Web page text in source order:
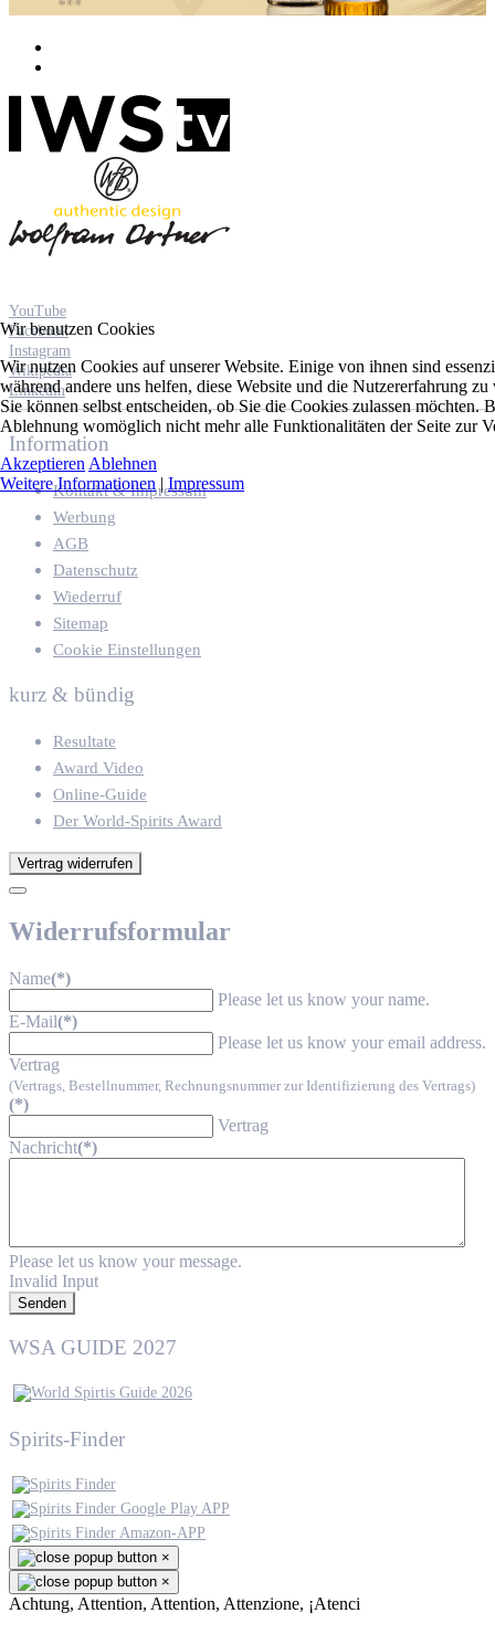
YouTube
Facebook
Instagram
Wikipedia
Linkedin
Information
Kontakt & Impressum
Werbung
AGB
Datenschutz
Wiederruf
Sitemap
Cookie Einstellungen
kurz & bündig
Resultate
Award Video
Online-Guide
Der World-Spirits Award
Vertrag widerrufen
Widerrufsformular
Name(*)
Please let us know your name.
E-Mail(*)
Please let us know your email address.
Vertrag
(Vertrags, Bestellnummer, Rechnungsnummer zur Identifizierung des Vertrags)
(*)
Vertrag
Nachricht(*)
Please let us know your message.
Invalid Input
Senden
WSA GUIDE 2027
Spirits-Finder
×
×
Achtung, Attention, Attention, Attenzione, ¡Atenci
Wir benutzen Cookies
Wir nutzen Cookies auf unserer Website. Einige von ihnen sind
während andere uns helfen, diese Website und die Nutzererfahrung
Sie können selbst entscheiden, ob Sie die Cookies zulassen möchten.
Ablehnung womöglich nicht mehr alle Funktionalitäten der Seite zur
Akzeptieren Ablehnen
Weitere Informationen | Impressum